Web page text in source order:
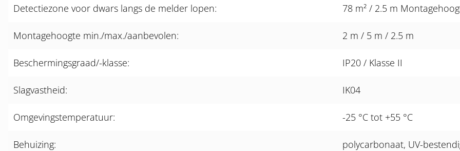
Detectiezone voor dwars langs de melder lopen: 78 m² / 2.5 m
Montagehoogte min./max./aanbevolen: 2 m / 5 m / 2.5 m
Beschermingsgraad/-klasse: IP20 / Klasse II
Slagvastheid: IK04
Omgevingstemperatuur: -25 °C tot +55 °C
Behuizing: polycarbonaat, UV-